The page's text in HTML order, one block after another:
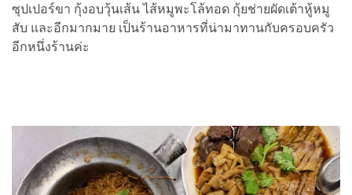
ซุปเปอร์ขา กุ้งอบวุ้นเส้น ไส้หมูพะโล้ทอด กุ้ยช่ายผัดเต้าหู้หมู
สับ และอีกมากมาย เป็นร้านอาหารที่น่ามาทานกับครอบครัว
อีกหนึ่งร้านค่ะ